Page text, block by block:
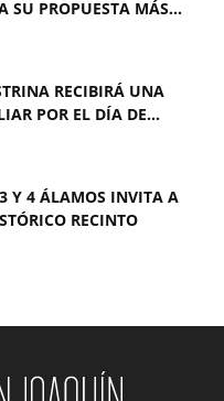
SU PROPUESTA MÁS...
RECIBIRÁ UNA
POR EL DÍA DE...
Y 4 ÁLAMOS INVITA A
RECINTO